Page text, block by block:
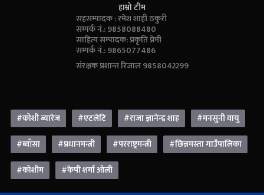
हाम्रो टीम
सहसम्पादक : रमेश शाही ठकुरी
सम्पर्क नं.: 9858088480
साहित्य सम्पादक: प्रकृति प्रेमी
सम्पर्क नं.: 9865077486
संरक्षक प्रशान्त रिजाल 9858042299
#कोशी ब्यारेज #एटलेटि #राजा ज्ञानेन्द्र शाह
#मनसुनी वायु
#ब्वाँसा
#प्रधानमन्त्री #परराष्ट्रमन्त्री
#छिन्नमस्ता गाउँपालिका
#कोशीम
#केपी शर्मा ओली